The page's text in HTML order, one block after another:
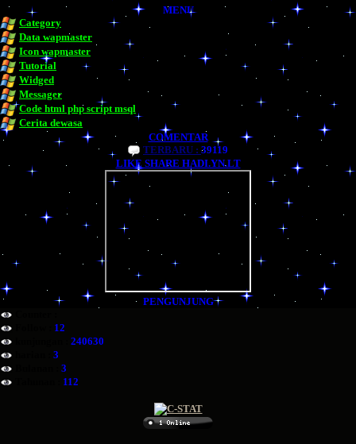
MENU
Category
Data wapmaster
Icon wapmaster
Tutorial
Widged
Messager
Code html php script msql
Cerita dewasa
COMENTAR
TERBARU : 39119
LIKE SHARE HADI.YN.LT
PENGUNJUNG
12
240630
3
3
112